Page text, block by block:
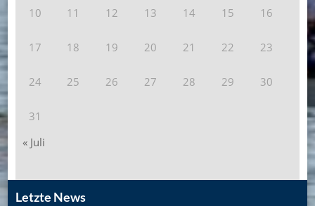
10 11 12 13 14 15 16
17 18 19 20 21 22 23
24 25 26 27 28 29 30
31
« Juli
Letzte News